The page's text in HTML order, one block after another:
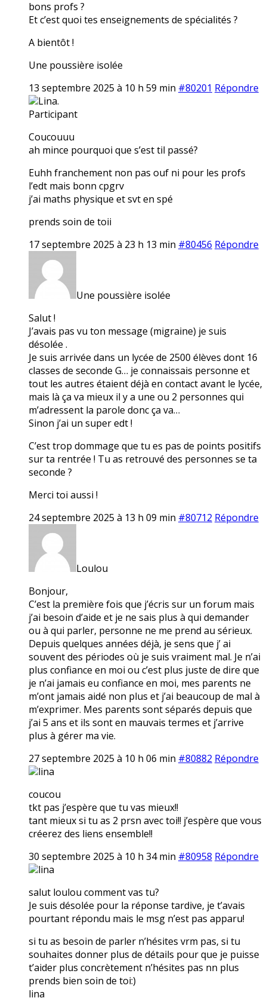
bons profs ?
Et c’est quoi tes enseignements de spécialités ?
A bientôt !
Une poussière isolée
13 septembre 2025 à 10 h 59 min #80201 Répondre
Lina.
Participant
Coucouuu
ah mince pourquoi que s’est til passé?
Euhh franchement non pas ouf ni pour les profs
l’edt mais bonn cpgrv
j’ai maths physique et svt en spé
prends soin de toii
17 septembre 2025 à 23 h 13 min #80456 Répondre
Une poussière isolée
Salut !
J’avais pas vu ton message (migraine) je suis
désolée .
Je suis arrivée dans un lycée de 2500 élèves dont 16
classes de seconde G… je connaissais personne et
tout les autres étaient déjà en contact avant le lycée,
mais là ça va mieux il y a une ou 2 personnes qui
m’adressent la parole donc ça va…
Sinon j’ai un super edt !
C’est trop dommage que tu es pas de points positifs
sur ta rentrée ! Tu as retrouvé des personnes se ta
seconde ?
Merci toi aussi !
24 septembre 2025 à 13 h 09 min #80712 Répondre
Loulou
Bonjour,
C’est la première fois que j’écris sur un forum mais
j’ai besoin d’aide et je ne sais plus à qui demander
ou à qui parler, personne ne me prend au sérieux.
Depuis quelques années déjà, je sens que j’ ai
souvent des périodes où je suis vraiment mal. Je n’ai
plus confiance en moi ou c’est plus juste de dire que
je n’ai jamais eu confiance en moi, mes parents ne
m’ont jamais aidé non plus et j’ai beaucoup de mal à
m’exprimer. Mes parents sont séparés depuis que
j’ai 5 ans et ils sont en mauvais termes et j’arrive
plus à gérer ma vie.
27 septembre 2025 à 10 h 06 min #80882 Répondre
lina
coucou
tkt pas j’espère que tu vas mieux!!
tant mieux si tu as 2 prsn avec toi!! j’espère que vous
créerez des liens ensemble!!
30 septembre 2025 à 10 h 34 min #80958 Répondre
lina
salut loulou comment vas tu?
Je suis désolée pour la réponse tardive, je t’avais
pourtant répondu mais le msg n’est pas apparu!
si tu as besoin de parler n’hésites vrm pas, si tu
souhaites donner plus de détails pour que je puisse
t’aider plus concrètement n’hésites pas nn plus
prends bien soin de toi:)
lina